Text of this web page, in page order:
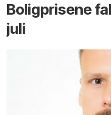
Boligprisene
juli